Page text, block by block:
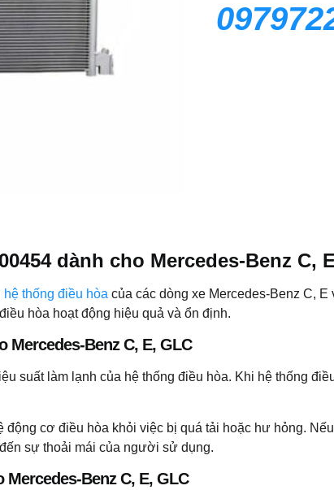
dành cho Mercedes-Benz C,
hệ thống điều hòa của các dòng xe Mercedes-Benz C,
hòa hoạt động hiệu quả và ổn định.
Mercedes-Benz C, E, GLC
suất làm lạnh của hệ thống điều hòa. Khi hệ thống
cơ điều hòa khỏi việc bị quá tải hoặc hư hỏng.
sự thoải mái của người sử dụng.
Mercedes-Benz C, E, GLC